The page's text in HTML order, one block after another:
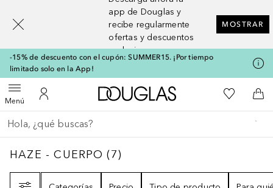
app de Douglas y
recibe regularmente
ofertas y descuentos
exclusivos
MOSTRAR
-15% de descuento con el cupón: SUMMER15. ¡Por tiempo
limitado solo en la App!
MenúAbrir menúMi cuenta
A Douglas HomeMi lista de
A
Regresar
Ejecutar búsqueda
HAZE - CUERPO7
HAZE - CUERPO (7)
[navigation.slideout.screenreader]